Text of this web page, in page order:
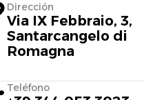
Dirección
Via IX Febbraio, 3,
Santarcangelo di
Romagna
Teléfono